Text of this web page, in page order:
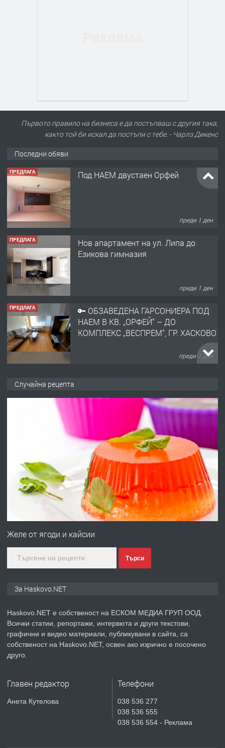
Първото правило на бизнеса е да постъпваш с другия така,
както той би искал да постъпи с тебе. - Чарлз Дикенс
Последни обяви
ПРЕДЛАГА Под НАЕМ двустаен Орфей
преди 1 ден
ПРЕДЛАГА
Нов апартамент на ул. Липа до
Езикова гимназия
преди 1 ден
ПРЕДЛАГА
🔑 ОБЗАВЕДЕНА ГАРСОНИЕРА ПОД
НАЕМ В КВ. „ОРФЕЙ“ – ДО
КОМПЛЕКС „ВЕСПРЕМ“, ГР. ХАСКОВО
преди 2 дни
АПАРТАМЕНТ В ЦЕНТЪРА НА ГР.
ХАСКОВО
Давам гараж под наем
преди 3 дни
№4120 Магазин/Офис под наем в кв.
градската градина!
преди 4 дни
ПРЕДЛАГА
Продавам парцел в гр. Хасково кв.
СГЛОБЯВАНЕ НА МЕБЕЛИ.
Случайна рецепта
Желе от ягоди и кайсии
Търси
За Haskovo.NET
Haskovo.NET е собственост на ЕСКОМ МЕДИА ГРУП ООД.
Всички статии, репортажи, интервюта и други текстови,
графични и видео материали, публикувани в сайта, са
собственост на Haskovo.NET, освен ако изрично е посочено
друго.
Главен редактор
Анета Кутелова
Телефони
038 536 277
038 536 555
038 536 554 - Реклама